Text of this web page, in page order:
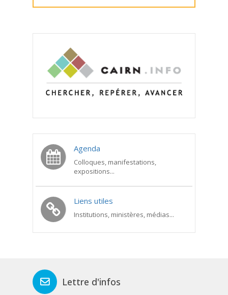
Agenda
Colloques, manifestations,
expositions...
Liens utiles
Institutions, ministères, médias...
Lettre d'infos